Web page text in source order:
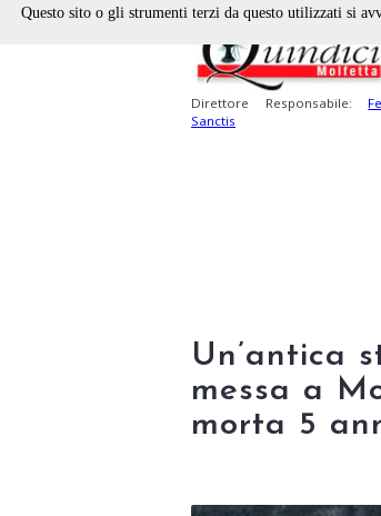
Direttore Responsabile:
Sanctis
Un’antica
messa a
morta 5
Questo sito o gli strumenti terzi da questo utilizzati si